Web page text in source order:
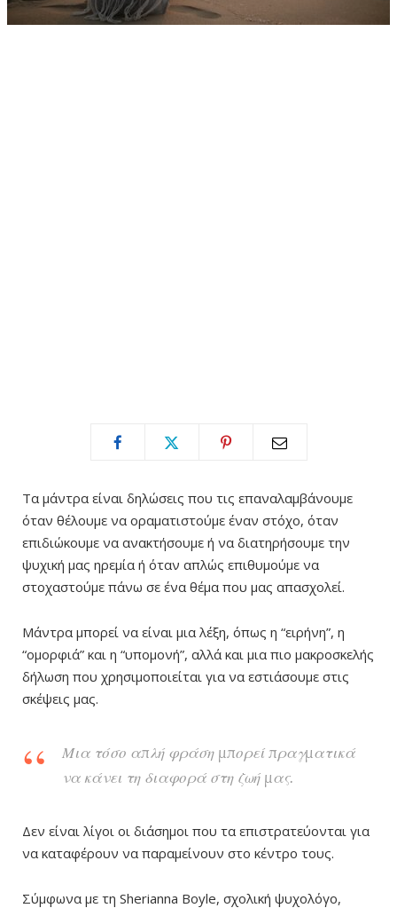
Τα μάντρα είναι δηλώσεις που τις επαναλαμβάνουμε
όταν θέλουμε να οραματιστούμε έναν στόχο, όταν
επιδιώκουμε να ανακτήσουμε ή να διατηρήσουμε την
ψυχική μας ηρεμία ή όταν απλώς επιθυμούμε να
στοχαστούμε πάνω σε ένα θέμα που μας απασχολεί.
Μάντρα μπορεί να είναι μια λέξη, όπως η “ειρήνη”, η
“ομορφιά” και η “υπομονή”, αλλά και μια πιο μακροσκελής
δήλωση που χρησιμοποιείται για να εστιάσουμε στις
σκέψεις μας.
Μια τόσο απλή φράση μπορεί πραγματικά
να κάνει τη διαφορά στη ζωή μας.
Δεν είναι λίγοι οι διάσημοι που τα επιστρατεύονται για
να καταφέρουν να παραμείνουν στο κέντρο τους.
Σύμφωνα με τη Sherianna Boyle, σχολική ψυχολόγο,